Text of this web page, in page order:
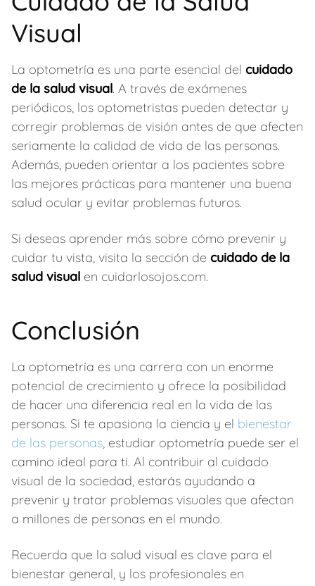
Visual
La optometría es una parte esencial del cuidado
de la salud visual. A través de exámenes
periódicos, los optometristas pueden detectar y
corregir problemas de visión antes de que afecten
seriamente la calidad de vida de las personas.
Además, pueden orientar a los pacientes sobre
las mejores prácticas para mantener una buena
salud ocular y evitar problemas futuros.
Si deseas aprender más sobre cómo prevenir y
cuidar tu vista, visita la sección de cuidado de la
salud visual en cuidarlosojos.com.
Conclusión
La optometría es una carrera con un enorme
potencial de crecimiento y ofrece la posibilidad
de hacer una diferencia real en la vida de las
personas. Si te apasiona la ciencia y el bienestar
de las personas, estudiar optometría puede ser el
camino ideal para ti. Al contribuir al cuidado
visual de la sociedad, estarás ayudando a
prevenir y tratar problemas visuales que afectan
a millones de personas en el mundo.
Recuerda que la salud visual es clave para el
bienestar general, y los profesionales en